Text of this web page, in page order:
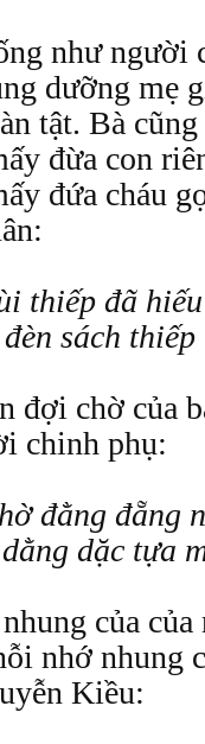
như người
dưỡng mẹ
tật. Bà
đừa con
đứa cháu
thiếp đã
sách
đợi chờ của
chinh phụ:
đằng đẵng
dặc tựa
của
nhớ nhung
Kiều: